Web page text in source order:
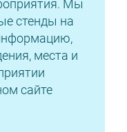
Мы
стенды на
места и
сайте